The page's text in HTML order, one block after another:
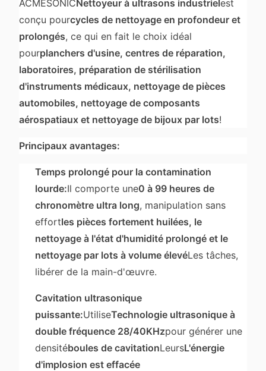
ACMESONIC Nettoyeur à ultrasons industriel est
conçu pourcycles de nettoyage en profondeur et
prolongés, ce qui en fait le choix idéal
pourplanchers d'usine, centres de réparation,
laboratoires, préparation de stérilisation
d'instruments médicaux, nettoyage de pièces
automobiles, nettoyage de composants
aérospatiaux et nettoyage de bijoux par lots!
Principaux avantages:
Temps prolongé pour la contamination
lourde:Il comporte une0 à 99 heures de
chronomètre ultra long, manipulation sans
effortles pièces fortement huilées, le
nettoyage à l'état d'humidité prolongé et le
nettoyage par lots à volume élevéLes tâches,
libérer de la main-d'œuvre.
Cavitation ultrasonique
puissante:UtiliseTechnologie ultrasonique à
double fréquence 28/40KHzpour générer une
densitéboules de cavitationLeursL'énergie
d'implosion est effacée